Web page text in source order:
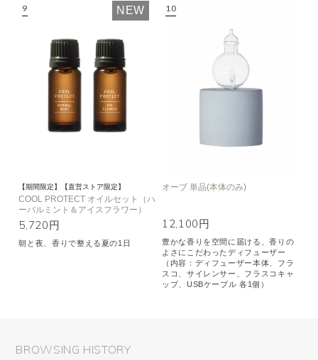
NEW
【期間限定】【直営ストア限定】
COOL PROTECT オイルセット（ハ
ーバルミント＆アイスフラワー）
5,720円
朝と夜、香りで整える夏の1日
オーブ 単品(本体のみ)
12,100円
豊かな香りを空間に届ける、香りの
よさにこだわったディフューザー
（内容：ディフューザー本体、フラ
スコ、サイレンサー、フラスコキャ
ップ、USBケーブル 各1個）
BROWSING HISTORY